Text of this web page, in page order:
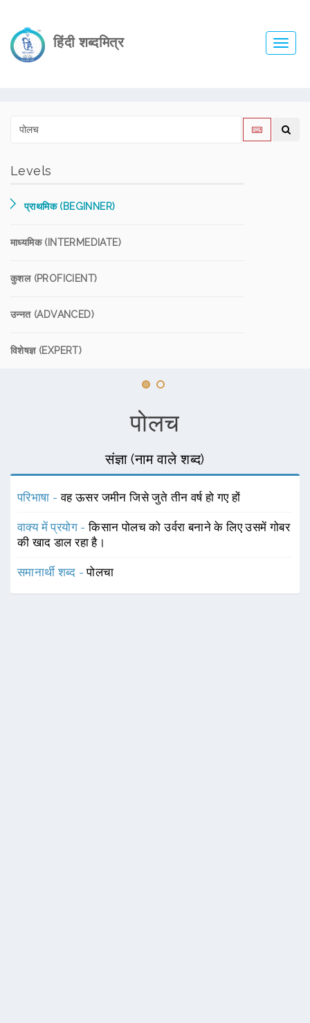
हिंदी शब्दमित्र
Levels
प्राथमिक (BEGINNER)
माध्यमिक (INTERMEDIATE)
कुशल (PROFICIENT)
उन्नत (ADVANCED)
विशेषज्ञ (EXPERT)
पोलच
संज्ञा (नाम वाले शब्द)
परिभाषा -वह ऊसर जमीन जिसे जुते तीन वर्ष हो गए हों
वाक्य में प्रयोग -किसान पोलच को उर्वरा बनाने के लिए उसमें गोबर
की खाद डाल रहा है।
समानार्थी शब्द -पोलचा